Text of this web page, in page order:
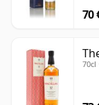
70
70cl